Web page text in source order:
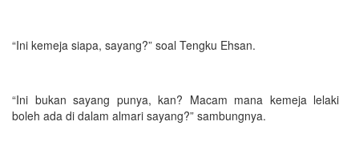
“Ini kemeja siapa, sayang?” soal Tengku Ehsan.
“Ini bukan sayang punya, kan? Macam mana kemeja lelaki
boleh ada di dalam almari sayang?” sambungnya.